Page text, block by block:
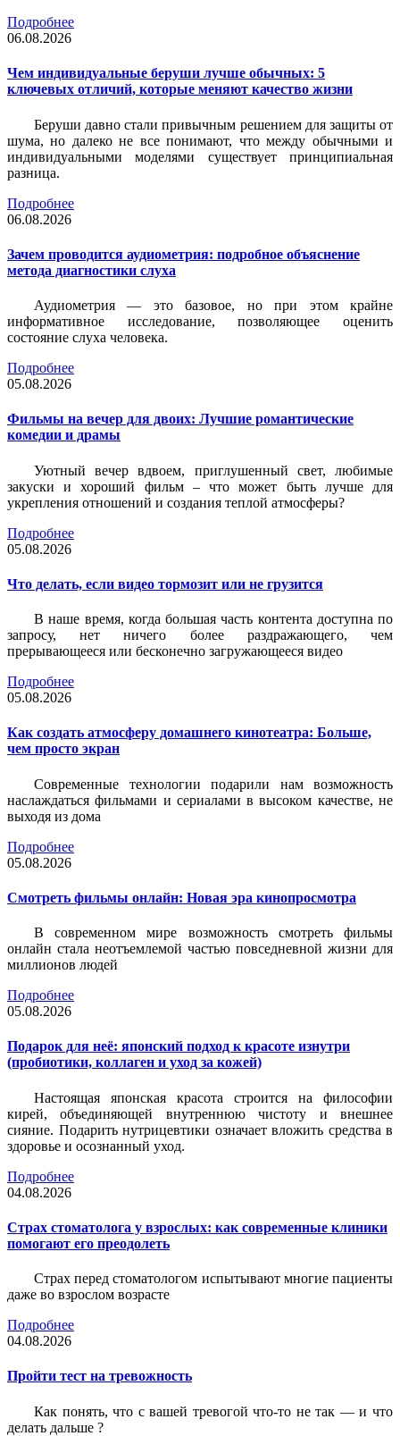
Подробнее
06.08.2026
Чем индивидуальные беруши лучше обычных: 5
ключевых отличий, которые меняют качество жизни
Беруши давно стали привычным решением для защиты от
шума, но далеко не все понимают, что между обычными и
индивидуальными моделями существует принципиальная
разница.
Подробнее
06.08.2026
Зачем проводится аудиометрия: подробное объяснение
метода диагностики слуха
Аудиометрия — это базовое, но при этом крайне
информативное исследование, позволяющее оценить
состояние слуха человека.
Подробнее
05.08.2026
Фильмы на вечер для двоих: Лучшие романтические
комедии и драмы
Уютный вечер вдвоем, приглушенный свет, любимые
закуски и хороший фильм – что может быть лучше для
укрепления отношений и создания теплой атмосферы?
Подробнее
05.08.2026
Что делать, если видео тормозит или не грузится
В наше время, когда большая часть контента доступна по
запросу, нет ничего более раздражающего, чем
прерывающееся или бесконечно загружающееся видео
Подробнее
05.08.2026
Как создать атмосферу домашнего кинотеатра: Больше,
чем просто экран
Современные технологии подарили нам возможность
наслаждаться фильмами и сериалами в высоком качестве, не
выходя из дома
Подробнее
05.08.2026
Смотреть фильмы онлайн: Новая эра кинопросмотра
В современном мире возможность смотреть фильмы
онлайн стала неотъемлемой частью повседневной жизни для
миллионов людей
Подробнее
05.08.2026
Подарок для неё: японский подход к красоте изнутри
(пробиотики, коллаген и уход за кожей)
Настоящая японская красота строится на философии
кирей, объединяющей внутреннюю чистоту и внешнее
сияние. Подарить нутрицевтики означает вложить средства в
здоровье и осознанный уход.
Подробнее
04.08.2026
Страх стоматолога у взрослых: как современные клиники
помогают его преодолеть
Страх перед стоматологом испытывают многие пациенты
даже во взрослом возрасте
Подробнее
04.08.2026
Пройти тест на тревожность
Как понять, что с вашей тревогой что-то не так — и что
делать дальше ?